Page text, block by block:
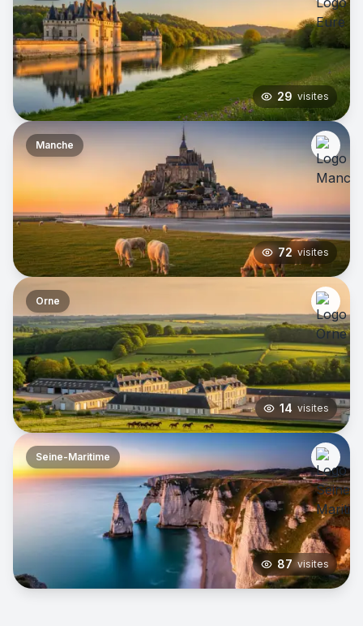
29 visites
Manche
72 visites
Orne
14 visites
Seine-Maritime
87 visites